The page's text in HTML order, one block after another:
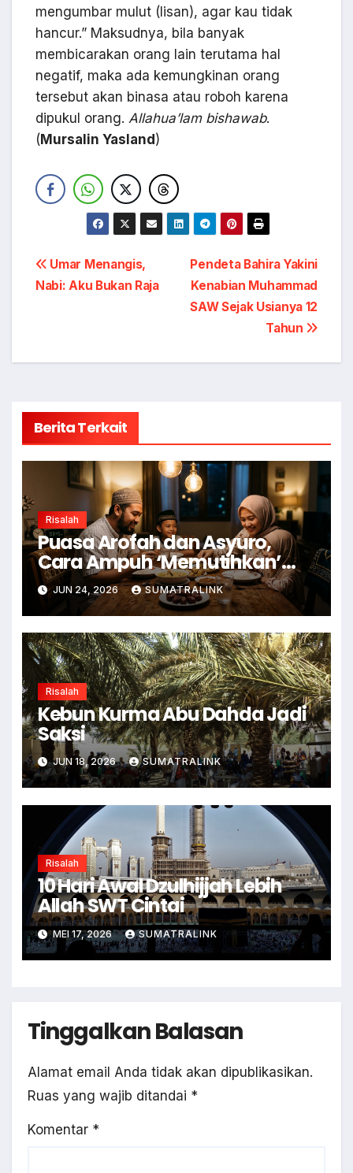
mengumbar mulut (lisan), agar kau tidak
hancur.” Maksudnya, bila banyak
membicarakan orang lain terutama hal
negatif, maka ada kemungkinan orang
tersebut akan binasa atau roboh karena
dipukul orang. Allahua’lam bishawab.
( Mursalin Yasland )
Navigasi
pos
Pendeta Bahira Yakini
Kenabian Muhammad
SAW Sejak Usianya 12
Tahun
Umar Menangis,
Nabi: Aku Bukan Raja
Berita Terkait
Risalah
Puasa Arofah dan Asyuro,
Cara Ampuh ‘Memutihkan’
Dosa
JUN 24, 2026 SUMATRALINK
Risalah
Kebun Kurma Abu Dahda Jadi
Saksi
JUN 18, 2026 SUMATRALINK
Risalah
10 Hari Awal Dzulhijjah Lebih
Allah SWT Cintai
MEI 17, 2026 SUMATRALINK
Tinggalkan Balasan
Alamat email Anda tidak akan dipublikasikan.
Ruas yang wajib ditandai *
Komentar *